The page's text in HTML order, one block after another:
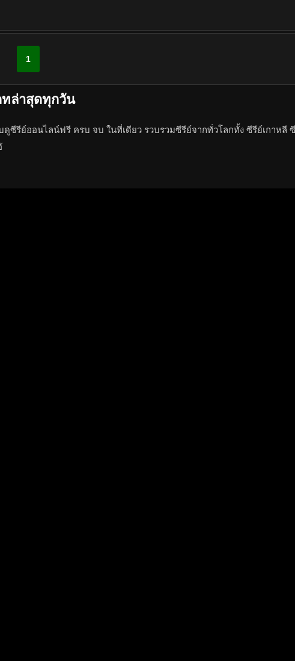
1
ล่าสุดทุกวัน
ซีรีย์ออนไลน์ฟรี ครบ จบ ในที่เดียว รวบรวมซีรีย์จากทั่วโลกทั้ง ซีรีย์เกาหลี